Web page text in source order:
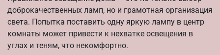
доброкачественных ламп, но и грамотная организация
света. Попытка поставить одну яркую лампу в центр
комнаты может привести к нехватке освещения в
углах и теням, что некомфортно.